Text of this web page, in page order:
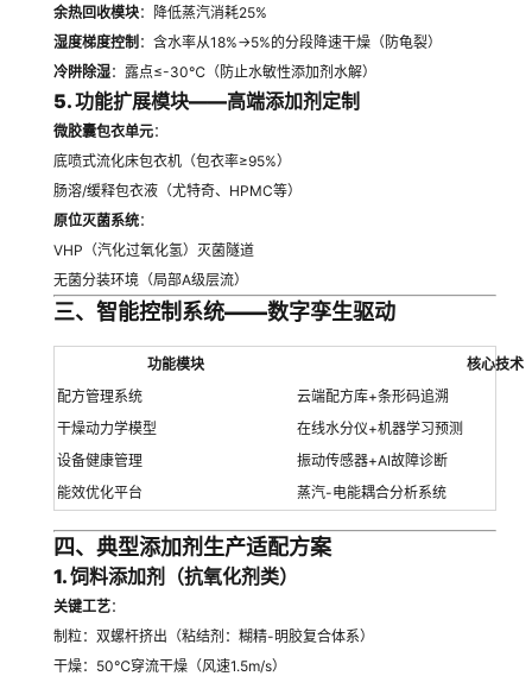
余热回收模块：降低蒸汽消耗25%
湿度梯度控制 ：含水率从18%→5%的分段降速干燥（防龟裂）
冷阱除湿：露点≤-30℃（防止水敏性添加剂水解）
5. 功能扩展模块——高端添加剂定制
微胶囊包衣单元：
底喷式流化床包衣机（包衣率≥95%）
肠溶/缓释包衣液（尤特奇、HPMC等）
原位灭菌系统：
VHP（汽化过氧化氢）灭菌隧道
无菌分装环境（局部A级层流）
三、智能控制系统——数字孪生驱动
功能模块
核心技术
配方管理系统
云端配方库+条形码追溯
干燥动力学模型
在线水分仪+机器学习预测
设备健康管理
振动传感器+AI故障诊断
能效优化平台
蒸汽-电能耦合分析系统
四、典型添加剂生产适配方案
1. 饲料添加剂（抗氧化剂类）
关键工艺：
制粒：双螺杆挤出（粘结剂：糊精-明胶复合体系）
干燥：50℃穿流干燥（风速1.5m/s）